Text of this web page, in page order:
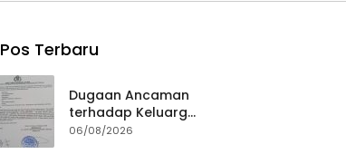
Pos Terbaru
Dugaan Ancaman
terhadap Keluarga
Pengurus PWI
06/08/2026